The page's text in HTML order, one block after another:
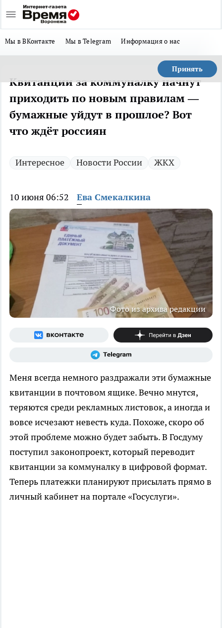
Мы в ВКонтакте Мы в Telegram Информация о нас
Принять
Квитанции за коммуналку начнут
приходить по новым правилам —
бумажные уйдут в прошлое? Вот
что ждёт россиян
Интересное Новости России ЖКХ
10 июня 06:52 Ева Смекалкина
Фото из архива редакции
Меня всегда немного раздражали эти бумажные
квитанции в почтовом ящике. Вечно мнутся,
теряются среди рекламных листовок, а иногда и
вовсе исчезают невесть куда. Похоже, скоро об
этой проблеме можно будет забыть. В Госдуму
поступил законопроект, который переводит
квитанции за коммуналку в цифровой формат.
Теперь платежки планируют присылать прямо в
личный кабинет на портале «Госуслуги».